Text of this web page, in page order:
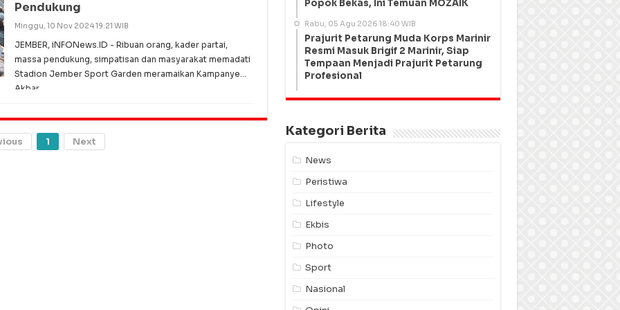
Pendukung
Minggu, 10 Nov 2024 19:21 WIB
JEMBER, iNFONews.ID - Ribuan orang, kader partai,
massa pendukung, simpatisan dan masyarakat memadati
Stadion Jember Sport Garden meramaikan Kampanye
Akbar
1 Next
Popok Bekas, Ini Temuan MOZAIK
Rabu, 05 Agu 2026 18:40 WIB
Prajurit Petarung Muda Korps Marinir
Resmi Masuk Brigif 2 Marinir, Siap
Tempaan Menjadi Prajurit Petarung
Profesional
Kategori Berita
News
Peristiwa
Lifestyle
Ekbis
Photo
Sport
Nasional